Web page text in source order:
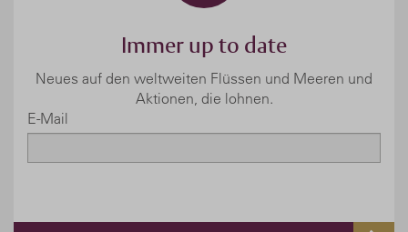
Immer up to date
Neues auf den weltweiten Flüssen und Meeren und
Aktionen, die lohnen.
E-Mail